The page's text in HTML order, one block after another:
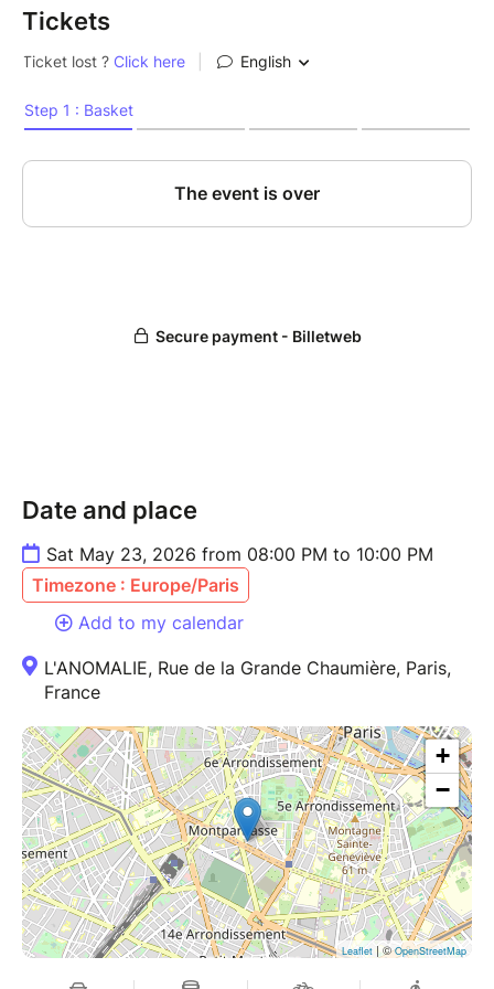
Tickets
Date and place
Sat May 23, 2026 from 08:00 PM to 10:00 PM
Timezone : Europe/Paris
Add to my calendar
L'ANOMALIE, Rue de la Grande Chaumière, Paris,
France
+
−
Leaflet| ©OpenStreetMap